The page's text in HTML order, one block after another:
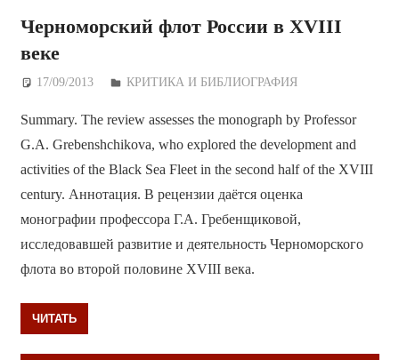
Черноморский флот России в XVIII
веке
17/09/2013 Дежурный по Редакции
КРИТИКА И БИБЛИОГРАФИЯ
Summary. The review assesses the monograph by Professor
G.A. Grebenshchikova, who explored the development and
activities of the Black Sea Fleet in the second half of the XVIII
century. Аннотация. В рецензии даётся оценка
монографии профессора Г.А. Гребенщиковой,
исследовавшей развитие и деятельность Черноморского
флота во второй половине XVIII века.
ЧИТАТЬ